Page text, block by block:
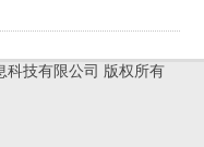
科技有限公司 版权所有